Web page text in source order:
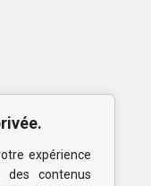
expérience
contenus